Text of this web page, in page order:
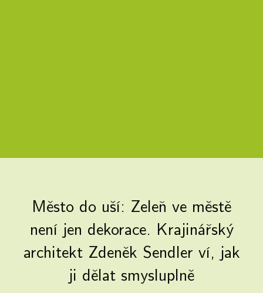
Město do uší: Zeleň ve městě
není jen dekorace. Krajinářský
architekt Zdeněk Sendler ví, jak
ji dělat smysluplně